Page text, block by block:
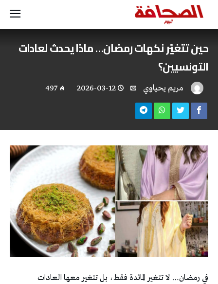
حين تتغيّر نكهات رمضان… ماذا يحدث لعادات
التونسيين؟
مريم يحياوي 2026-03-12
497
في رمضان… لا تتغير المائدة فقط، بل تتغير معها العادات